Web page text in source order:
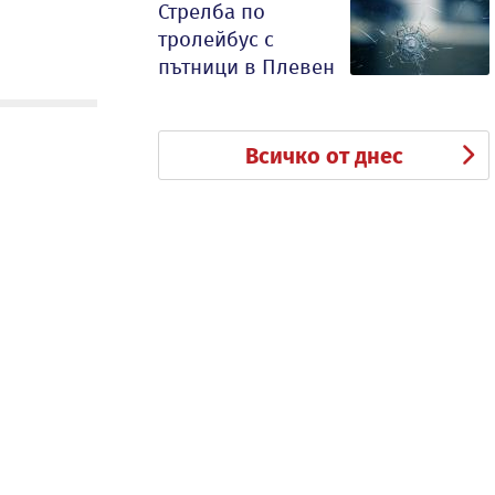
Стрелба по
тролейбус с
пътници в Плевен
Всичко от днес